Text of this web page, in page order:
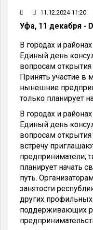
11.12.2024 11:20
Уфа, 11 декабря -
В городах и
Единый день
вопросам открытия
Принять участие в
нынешние
только планирует
В городах и
Единый день
вопросам открытия
встречу
предприниматели,
планирует начать
путь.
занятости
других профильных
поддерживающих